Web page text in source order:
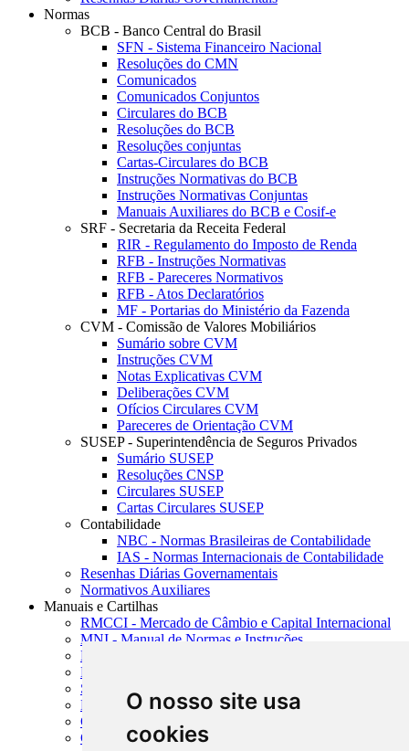
O nosso site usa
cookies
Normas
BCB - Banco Central do Brasil
SFN - Sistema Financeiro Nacional
Resoluções do CMN
Comunicados
Comunicados Conjuntos
Circulares do BCB
Resoluções do BCB
Resoluções conjuntas
Cartas-Circulares do BCB
Instruções Normativas do BCB
Instruções Normativas Conjuntas
Manuais Auxiliares do BCB e Cosif-e
SRF - Secretaria da Receita Federal
RIR - Regulamento do Imposto de Renda
RFB - Instruções Normativas
RFB - Pareceres Normativos
RFB - Atos Declaratórios
MF - Portarias do Ministério da Fazenda
CVM - Comissão de Valores Mobiliários
Sumário sobre CVM
Instruções CVM
Notas Explicativas CVM
Deliberações CVM
Ofícios Circulares CVM
Pareceres de Orientação CVM
SUSEP - Superintendência de Seguros Privados
Sumário SUSEP
Resoluções CNSP
Circulares SUSEP
Cartas Circulares SUSEP
Contabilidade
NBC - Normas Brasileiras de Contabilidade
IAS - Normas Internacionais de Contabilidade
Resenhas Diárias Governamentais
Normativos Auxiliares
Manuais e Cartilhas
RMCCI - Mercado de Câmbio e Capital Internacional
MNI - Manual de Normas e Instruções
MTVM - Manual de Títulos e Valores Mobiliários
MCR - Manual de Crédito Rural
SISORF - Manual de Organização do SFN
MASUP - Manual de Supervisão Bancária
CADOC - Catálogo de Documentos
CNAE-CONCLA - Classificação Nacional de